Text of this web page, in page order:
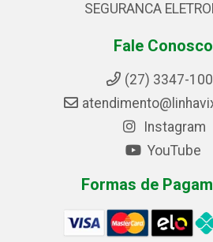
SEGURANCA
Fale Conosco
(27) 3347-
Instagram
YouTube
Formas de